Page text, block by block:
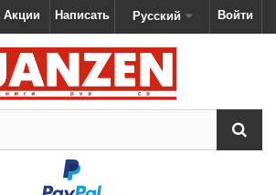
Войти
Русский
Написать
Акции